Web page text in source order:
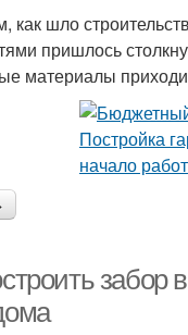
как шло
пришлось
материалы